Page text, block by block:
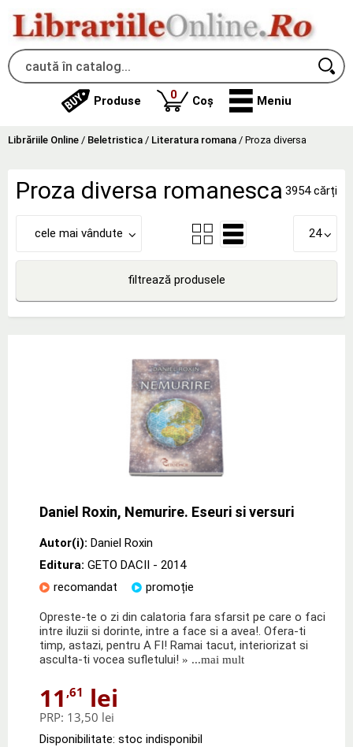
Produse 0produse
Coș Meniu
Librăriile Online / Beletristica / Literatura romana / Proza diversa
Proza diversa romanesca 3954 cărți
cele mai vândute 24
filtrează produsele
Daniel Roxin, Nemurire. Eseuri si versuri
Autor(i): Daniel Roxin
Editura: GETO DACII - 2014
recomandat
promoție
Opreste-te o zi din calatoria fara sfarsit pe care o faci
intre iluzii si dorinte, intre a face si a avea!. Ofera-ti
timp, astazi, pentru A FI! Ramai tacut, interiorizat si
asculta-ti vocea sufletului! » ...mai mult
11 ,61 lei
PRP: 13,50 lei
Disponibilitate: stoc indisponibil